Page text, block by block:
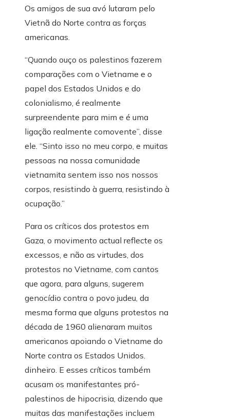
Os amigos de sua avó lutaram pelo
Vietnã do Norte contra as forças
americanas.
“Quando ouço os palestinos fazerem
comparações com o Vietname e o
papel dos Estados Unidos e do
colonialismo, é realmente
surpreendente para mim e é uma
ligação realmente comovente”, disse
ele. “Sinto isso no meu corpo, e muitas
pessoas na nossa comunidade
vietnamita sentem isso nos nossos
corpos, resistindo à guerra, resistindo à
ocupação.”
Para os críticos dos protestos em
Gaza, o movimento actual reflecte os
excessos, e não as virtudes, dos
protestos no Vietname, com cantos
que agora, para alguns, sugerem
genocídio contra o povo judeu, da
mesma forma que alguns protestos na
década de 1960 alienaram muitos
americanos apoiando o Vietname do
Norte contra os Estados Unidos.
dinheiro. E esses críticos também
acusam os manifestantes pró-
palestinos de hipocrisia, dizendo que
muitas das manifestações incluem